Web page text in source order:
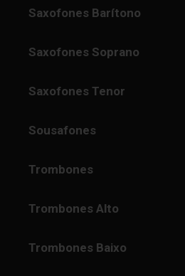
Saxofones Barítono
Saxofones Soprano
Saxofones Tenor
Sousafones
Trombones
Trombones Alto
Trombones Baixo